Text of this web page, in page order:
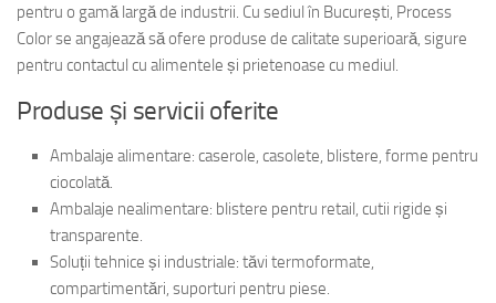
pentru o gamă largă de industrii. Cu sediul în București, Process
Color se angajează să ofere produse de calitate superioară, sigure
pentru contactul cu alimentele și prietenoase cu mediul.
Produse și servicii oferite
Ambalaje alimentare: caserole, casolete, blistere, forme pentru
ciocolată.
Ambalaje nealimentare: blistere pentru retail, cutii rigide și
transparente.
Soluții tehnice și industriale: tăvi termoformate,
compartimentări, suporturi pentru piese.